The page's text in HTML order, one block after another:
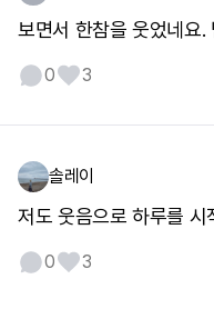
보면서 한참을 웃었네요.
0 3
솔레이
저도 웃음으로 하루를 시
0 3